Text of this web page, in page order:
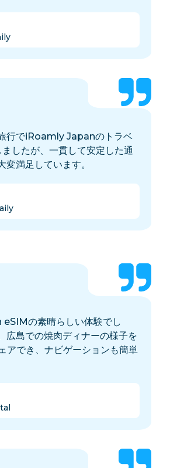
行でiRoamly Japanのトラベ
したが、一貫して安定した通
変満足しています。
の素晴らしい体験でし
広島での焼肉ディナーの様子を
アでき、ナビゲーションも簡単